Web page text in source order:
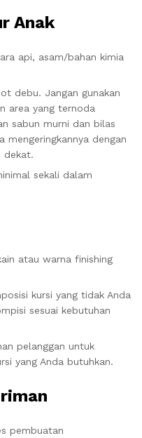
Anak
api, asam/bahan kimia
debu. Jangan gunakan
area yang ternoda
sabun murni dan bilas
mengeringkannya dengan
dekat.
sekali dalam
atau warna finishing
kursi yang tidak Anda
sesuai kebutuhan
pelanggan untuk
yang Anda butuhkan.
pembuatan